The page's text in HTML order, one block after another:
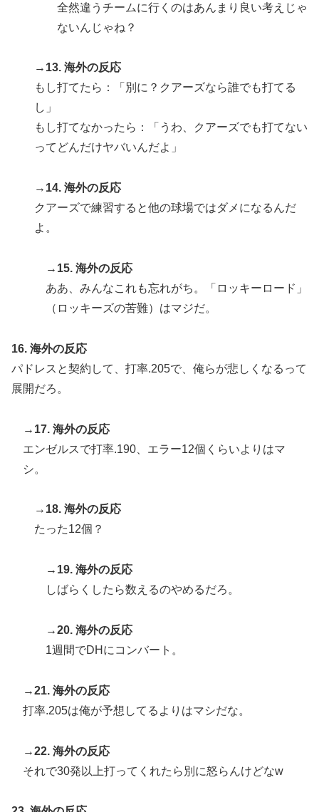
全然違うチームに行くのはあんまり良い考えじゃ
ないんじゃね？
→13. 海外の反応
もし打てたら：「別に？クアーズなら誰でも打てる
し」
もし打てなかったら：「うわ、クアーズでも打てない
ってどんだけヤバいんだよ」
→14. 海外の反応
クアーズで練習すると他の球場ではダメになるんだ
よ。
→15. 海外の反応
ああ、みんなこれも忘れがち。「ロッキーロード」
（ロッキーズの苦難）はマジだ。
16. 海外の反応
パドレスと契約して、打率.205で、俺らが悲しくなるって
展開だろ。
→17. 海外の反応
エンゼルスで打率.190、エラー12個くらいよりはマ
シ。
→18. 海外の反応
たった12個？
→19. 海外の反応
しばらくしたら数えるのやめるだろ。
→20. 海外の反応
1週間でDHにコンバート。
→21. 海外の反応
打率.205は俺が予想してるよりはマシだな。
→22. 海外の反応
それで30発以上打ってくれたら別に怒らんけどなw